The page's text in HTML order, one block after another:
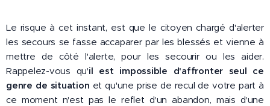
Le risque à cet instant, est que le citoyen chargé d'alerter
les secours se fasse accaparer par les blessés et vienne à
mettre de côté l'alerte, pour les secourir ou les aider.
Rappelez-vous qu'il est impossible d'affronter seul ce
genre de situation et qu'une prise de recul de votre part à
ce moment n'est pas le reflet d'un abandon, mais d'une